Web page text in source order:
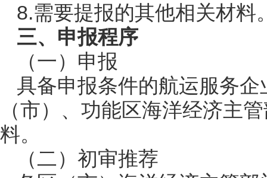
8.需要提报的其他相关材料
三、申报程序
（一）申报
具备申报条件的航运服务
（市）、功能区海洋经济主
料。
（二）初审推荐